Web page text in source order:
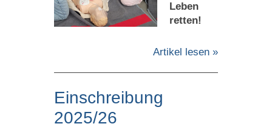
Leben
retten!
Artikel lesen »
Einschreibung
2025/26